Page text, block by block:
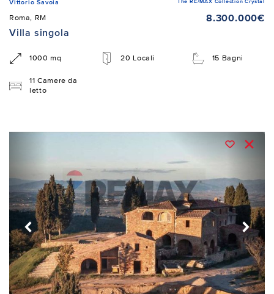
Vittorio Savoia The RE/MAX Collection Crystal
Roma, RM
8.300.000€
Villa singola
1000 mq 20 Locali 15 Bagni
11 Camere da
letto